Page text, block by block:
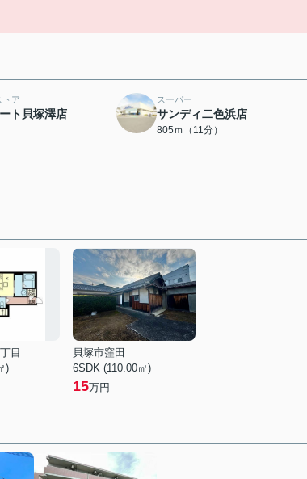
トア
ト貝塚澤店
スーパー
サンディ二色浜店
805ｍ（11分）
目
)
貝塚市窪田
6SDK (110.00㎡)
15万円